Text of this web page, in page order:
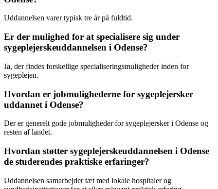
Uddannelsen varer typisk tre år på fuldtid.
Er der mulighed for at specialisere sig under
sygeplejerskeuddannelsen i Odense?
Ja, der findes forskellige specialiseringsmuligheder inden for
sygeplejen.
Hvordan er jobmulighederne for sygeplejersker
uddannet i Odense?
Der er generelt gode jobmuligheder for sygeplejersker i Odense og
resten af landet.
Hvordan støtter sygeplejerskeuddannelsen i Odense
de studerendes praktiske erfaringer?
Uddannelsen samarbejder tæt med lokale hospitaler og